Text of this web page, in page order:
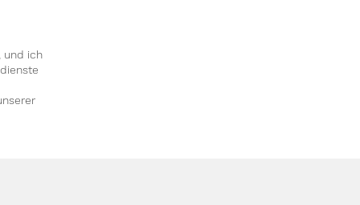
und ich